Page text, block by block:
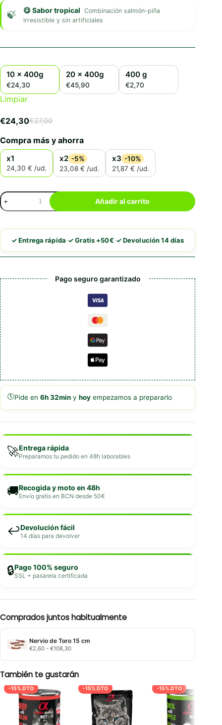
😋 Sabor tropical Combinación salmón-piña
irresistible y sin artificiales
10 x 400g
€24,30
20 x 400g
€45,90
400 g
€2,70
Limpiar
€27,00
El
precio
original
€27,00.
€24,30El
precio
actual
€24,30.
Compra más y ahorra
x1
24,30 € /ud.
x2 -5%
23,08 € /ud.
x3 -10%
21,87 € /ud.
Alpha
Spirit
Pate
Salmón
con
Piña
Añadir al carrito
✓ Entrega rápida·✓ Gratis +50€·✓ Devolución 14 días
Pago seguro garantizado
🕔Pide en 6h 32min y hoy empezamos a prepararlo
🚀Entrega rápida
Preparamos tu pedido en 48h laborables
🚚Recogida y moto en 48h
Envío gratis en BCN desde 50€
↩️Devolución fácil
14 días para devolver
🔒Pago 100% seguro
SSL + pasarela certificada
Comprados juntos habitualmente
Nervio de Toro 15 cm
€2,60 - €108,30Rango
precios:
€2,60
€108,30
También te gustarán
-15% DTO -15% DTO -15% DTO